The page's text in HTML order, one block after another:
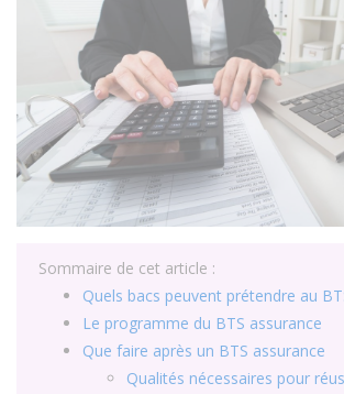
Sommaire de cet article :
Quels bacs peuvent prétendre au
Le programme du BTS assurance
Que faire après un BTS assurance
Qualités nécessaires pour